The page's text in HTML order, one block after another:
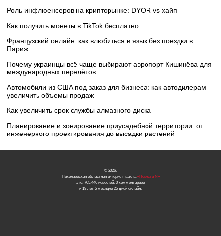
Роль инфлюенсеров на крипторынке: DYOR vs хайп
Как получить монеты в TikTok бесплатно
Французский онлайн: как влюбиться в язык без поездки в
Париж
Почему украинцы всё чаще выбирают аэропорт Кишинёва для
международных перелётов
Автомобили из США под заказ для бизнеса: как автодилерам
увеличить объемы продаж
Как увеличить срок службы алмазного диска
Планирование и зонирование приусадебной территории: от
инженерного проектирования до высадки растений
© 2026.
Николаевская областная интернет-газета «Новости N»
это: 705,446 новостей, 0 комментариев
и 19 лет 5 месяцев 25 дней онлайн.